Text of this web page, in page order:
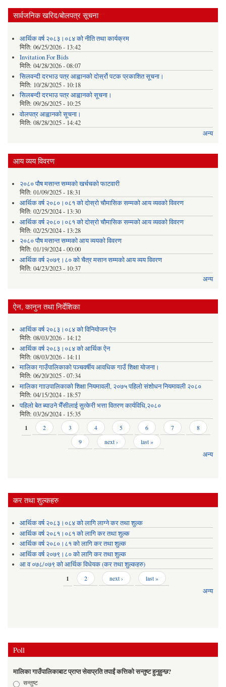
सार्वजनिक खरिद/बोलपत्र सूचना
आर्थिक वर्ष २०८३।०८४ को नीति तथा कार्यक्रम
मिति: 06/25/2026 - 13:42
Invitation For Bids
मिति: 04/28/2026 - 08:07
सिलवन्दी दरभाउ पत्र आह्वानको दोर्स्रो पटक प्रकाशित सूचना।
मिति: 10/28/2025 - 10:18
सिलबन्दी दरभाउ पत्र आह्वानको सूचना।
मिति: 09/26/2025 - 10:25
वोलपत्र आह्वानको सूचना।
मिति: 08/28/2025 - 14:42
अन्य
आय व्यय विवरण
२०८० पौष मसान्त सम्मको खर्चचको फाटवारी
मिति: 01/09/2025 - 18:31
आर्थिक वर्ष २०८०।०८१ को दोस्रो चौमासिक सम्मको आय व्यवको विवरण
मिति: 02/25/2024 - 13:30
आर्थिक वर्ष २०८०।०८१ को दोस्रो चौमासिक सम्मको आय व्यवको विवरण
मिति: 02/25/2024 - 13:28
२०८० पौष मसान्त सम्मको आय व्ययको विवरण
मिति: 01/19/2024 - 00:00
आर्थिक वर्ष २०७९।८० को चैत्र मसान सम्मको आय व्यय विवरण
मिति: 04/23/2023 - 10:37
अन्य
ऐन, कानुन तथा निर्देशिका
आर्थिक वर्ष २०८३।०८४ को विनियोजन ऐन
मिति: 08/03/2026 - 14:12
आर्थिक वर्ष २०८३।०८४ को आर्थिक ऐन
मिति: 08/03/2026 - 14:11
मालिका गाउँपालिकाको पञ्चवर्षीय आवधिक गाउँ शिक्षा योजना।
मिति: 06/20/2025 - 07:34
मालिका गााउपालिकाको शिक्षा नियमावली, २०७५ पहिलो संशोधन नियमावली २०८०
मिति: 04/15/2024 - 18:57
पहिलो बेत ब्याउने भैँसीलाई सुत्केरी भत्ता वितरण कार्यविधि,२०८०
मिति: 03/26/2024 - 15:35
Pages
1 2 3 4 5 6 7
8
9
next › last »
अन्य
कर तथा शुल्कहरु
आर्थिक वर्ष २०८३।०८४ को लागि लाग्ने कर तथा शुल्क
आर्थिक वर्ष २०८१।०८१ को लागि कर तथा शुल्क
आर्थिक वर्ष २०८०।८१ को लागि कर तथा शुल्क
आर्थिक वर्ष २०७९।८० को लागि कर तथा शुल्क
आ व ०७८/०७९ को आर्थिक विधेयक (कर तथा शुल्कहरु)
1 2 next › last »
अन्य
Poll
मालिका गाउँपालिकाबाट प्राप्त सेवाप्रति तपाईं कत्तिको सन्तुष्ट हुनुहुन्छ?
Choices
सन्तुष्ट